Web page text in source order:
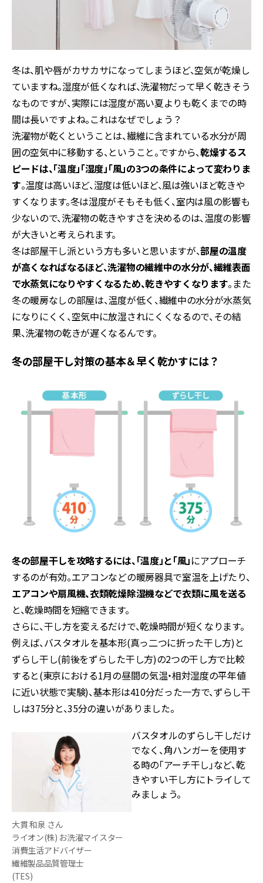
冬は、肌や唇がカサカサになってしまうほど、空気が乾燥し
ていますね。湿度が低くなれば、洗濯物だって早く乾きそう
なものですが、実際には湿度が高い夏よりも乾くまでの時
間は長いですよね。これはなぜでしょう？
洗濯物が乾くということは、繊維に含まれている水分が周
囲の空気中に移動する、ということ。ですから、乾燥するス
ピードは、「温度」「湿度」「風」の3つの条件によって変わりま
す。温度は高いほど、湿度は低いほど、風は強いほど乾きや
すくなります。冬は湿度がそもそも低く、室内は風の影響も
少ないので、洗濯物の乾きやすさを決めるのは、温度の影響
が大きいと考えられます。
冬は部屋干し派という方も多いと思いますが、部屋の温度
が高くなればなるほど、洗濯物の繊維中の水分が、繊維表面
で水蒸気になりやすくなるため、乾きやすくなります。また
冬の暖房なしの部屋は、温度が低く、繊維中の水分が水蒸気
になりにくく、空気中に放湿されにくくなるので、その結
果、洗濯物の乾きが遅くなるんです。
冬の部屋干し対策の基本＆早く乾かすには？
冬の部屋干しを攻略するには、「温度」と「風」にアプローチ
するのが有効。エアコンなどの暖房器具で室温を上げたり、
エアコンや扇風機、衣類乾燥除湿機などで衣類に風を送る
と、乾燥時間を短縮できます。
さらに、干し方を変えるだけで、乾燥時間が短くなります。
例えば、バスタオルを基本形(真っ二つに折った干し方)と
ずらし干し(前後をずらした干し方)の2つの干し方で比較
すると(東京における1月の昼間の気温・相対湿度の平年値
に近い状態で実験)、基本形は410分だった一方で、ずらし干
しは375分と、35分の違いがありました。
大貫 和泉 さん
ライオン(株) お洗濯マイスター
消費生活アドバイザー
繊維製品品質管理士
(TES)
バスタオルのずらし干しだけ
でなく、角ハンガーを使用す
る時の「アーチ干し」など、乾
きやすい干し方にトライして
みましょう。